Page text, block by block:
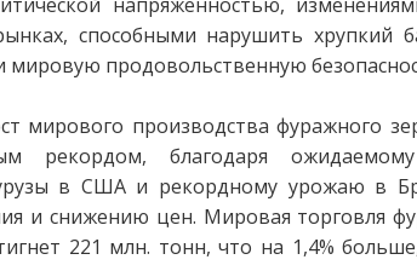
способными нарушить хрупкий
мировую продовольственную
мирового производства фуражного
рекордом, благодаря ожидаемому
в США и рекордному урожаю в
и снижению цен. Мировая торговля
221 млн. тонн, что на 1,4%